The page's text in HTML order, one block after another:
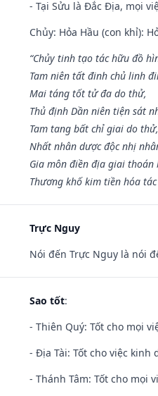
- Tại Sửu là Đắc Địa, mọi
Chủy: Hỏa Hầu (con khỉ):
“Chủy tinh tạo tác hữu đồ
Tam niên tất đinh chủ linh
Mai táng tốt tử đa do thử,
Thủ định Dần niên tiện sát
Tam tang bất chỉ giai do thử,
Nhất nhân dược độc nhị
Gia môn điền địa giai thoán
Thương khố kim tiền hóa tác
Trực Nguy
Nói đến Trực Nguy là nói
Sao tốt:
- Thiên Quý: Tốt cho mọi
- Địa Tài: Tốt cho việc
- Thánh Tâm: Tốt cho mọi